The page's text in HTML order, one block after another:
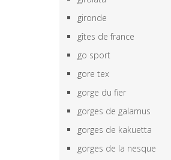
gironde
gîtes de france
go sport
gore tex
gorge du fier
gorges de galamus
gorges de kakuetta
gorges de la nesque